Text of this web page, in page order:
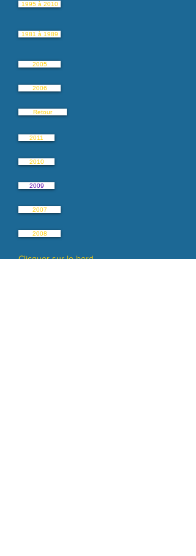
1995 à 2010
1981 à 1989
2005
2006
Retour
2011
2010
2009
2007
2008
Clicquer sur le bord